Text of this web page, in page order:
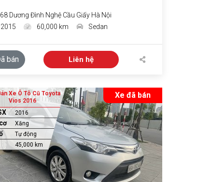
68 Dương Đình Nghệ Cầu Giấy Hà Nội
2015
60,000 km Sedan
bán Liên hệ
Xe đã bán
Xe Ô Tô Cũ Toyota
Vios 2016
2016
Xăng
Tự động
45,000 km